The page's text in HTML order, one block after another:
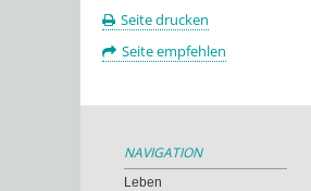
Seite drucken
Seite empfehlen
NAVIGATION
Leben